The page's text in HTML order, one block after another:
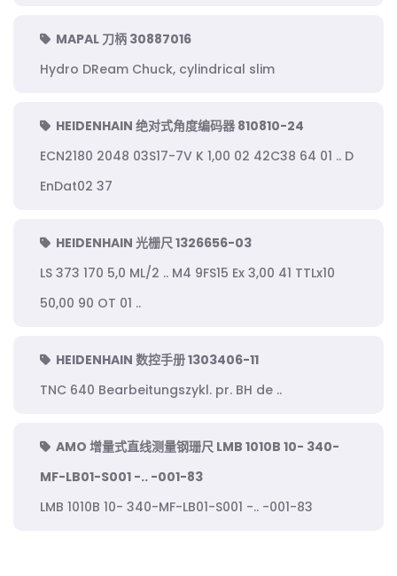
MAPAL 刀柄 30887016
Hydro DReam Chuck, cylindrical slim
HEIDENHAIN 绝对式角度编码器 810810-24
ECN2180 2048 03S17-7V K 1,00 02 42C38 64 01 .. D
EnDat02 37
HEIDENHAIN 光栅尺 1326656-03
LS 373 170 5,0 ML/2 .. M4 9FS15 Ex 3,00 41 TTLx10
50,00 90 OT 01 ..
HEIDENHAIN 数控手册 1303406-11
TNC 640 Bearbeitungszykl. pr. BH de ..
AMO 增量式直线测量钢珊尺 LMB 1010B 10- 340-
MF-LB01-S001 -.. -001-83
LMB 1010B 10- 340-MF-LB01-S001 -.. -001-83